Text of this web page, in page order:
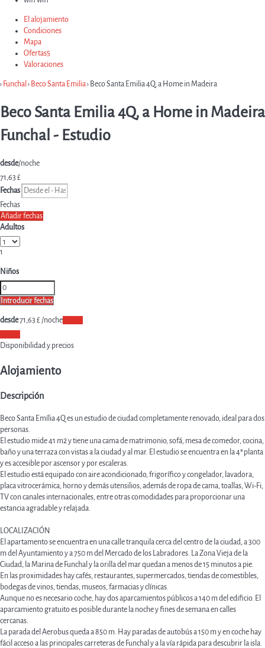
El alojamiento
Condiciones
Mapa
Ofertas5
Valoraciones
› Funchal › Beco Santa Emilia› Beco Santa Emilia 4Q, a Home in Madeira
Beco Santa Emilia 4Q, a Home in Madeira
Funchal - Estudio
desde/noche
71,63 £
Fechas
Fechas
Añadir fechas
Adultos
1
Niños
Introducir fechas
desde71,63 £/noche
Disponibilidad y precios
Alojamiento
Descripción
Beco Santa Emília 4Q es un estudio de ciudad completamente renovado, ideal para dos
personas.
El estudio mide 41 m2 y tiene una cama de matrimonio, sofá, mesa de comedor, cocina,
baño y una terraza con vistas a la ciudad y al mar. El estudio se encuentra en la 4ª planta
y es accesible por ascensor y por escaleras.
El estudio está equipado con aire acondicionado, frigorífico y congelador, lavadora,
placa vitrocerámica, horno y demás utensilios, además de ropa de cama, toallas, Wi-Fi,
TV con canales internacionales, entre otras comodidades para proporcionar una
estancia agradable y relajada.
LOCALIZACIÓN
El apartamento se encuentra en una calle tranquila cerca del centro de la ciudad, a 300
m del Ayuntamiento y a 750 m del Mercado de los Labradores. La Zona Vieja de la
Ciudad, la Marina de Funchal y la orilla del mar quedan a menos de 15 minutos a pie.
En las proximidades hay cafés, restaurantes, supermercados, tiendas de comestibles,
bodegas de vinos, tiendas, museos, farmacias y clínicas.
Aunque no es necesario coche, hay dos aparcamientos públicos a 140 m del edificio. El
aparcamiento gratuito es posible durante la noche y fines de semana en calles
cercanas.
La parada del Aerobus queda a 850 m. Hay paradas de autobús a 150 m y en coche hay
fácil acceso a las principales carreteras de Funchal y a la vía rápida para descubrir la isla.